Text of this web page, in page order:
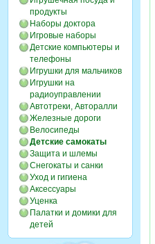
продукты
Наборы доктора
Игровые наборы
Детские компьютеры и
телефоны
Игрушки для мальчиков
Игрушки на
радиоуправлении
Автотреки, Авторалли
Железные дороги
Велосипеды
Детские самокаты
Защита и шлемы
Снегокаты и санки
Уход и гигиена
Аксессуары
Уценка
Палатки и домики для
детей